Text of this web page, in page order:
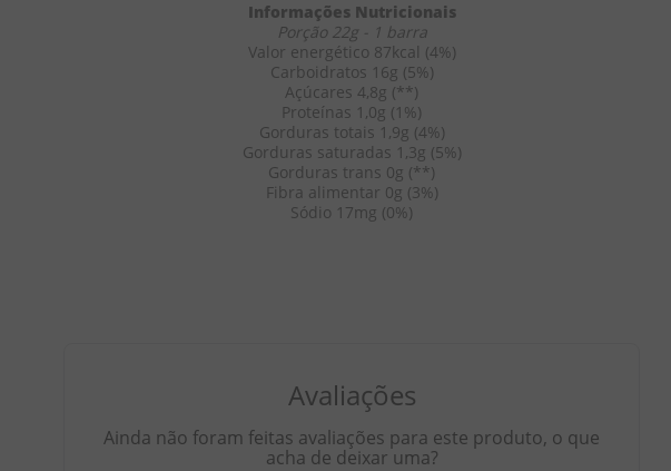
Informações Nutricionais
Porção 22g - 1 barra
Valor energético 87kcal (4%)
Carboidratos 16g (5%)
Açúcares 4,8g (**)
Proteínas 1,0g (1%)
Gorduras totais 1,9g (4%)
Gorduras saturadas 1,3g (5%)
Gorduras trans 0g (**)
Fibra alimentar 0g (3%)
Sódio 17mg (0%)
Avaliações
Ainda não foram feitas avaliações para este produto, o que
acha de deixar uma?